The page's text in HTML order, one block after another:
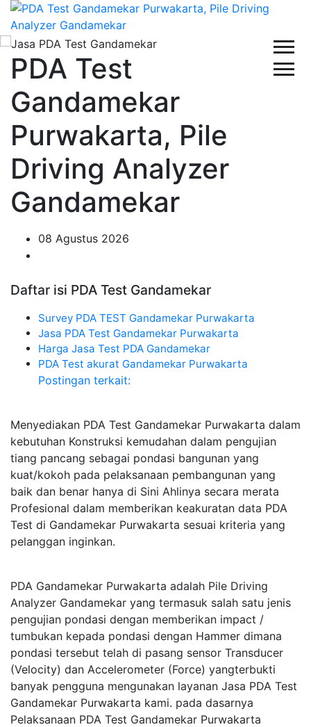
PDA Test
Gandamekar
Purwakarta, Pile
Driving Analyzer
Gandamekar
08 Agustus 2026
Daftar isi PDA Test Gandamekar
Survey PDA TEST Gandamekar Purwakarta
Jasa PDA Test Gandamekar Purwakarta
Harga Jasa Test PDA Gandamekar
PDA Test akurat Gandamekar Purwakarta
Postingan terkait:
Menyediakan PDA Test Gandamekar Purwakarta dalam
kebutuhan Konstruksi kemudahan dalam pengujian
tiang pancang sebagai pondasi bangunan yang
kuat/kokoh pada pelaksanaan pembangunan yang
baik dan benar hanya di Sini Ahlinya secara merata
Profesional dalam memberikan keakuratan data PDA
Test di Gandamekar Purwakarta sesuai kriteria yang
pelanggan inginkan.
PDA Gandamekar Purwakarta adalah Pile Driving
Analyzer Gandamekar yang termasuk salah satu jenis
pengujian pondasi dengan memberikan impact /
tumbukan kepada pondasi dengan Hammer dimana
pondasi tersebut telah di pasang sensor Transducer
(Velocity) dan Accelerometer (Force) yangterbukti
banyak pengguna mengunakan layanan Jasa PDA Test
Gandamekar Purwakarta kami. pada dasarnya
Pelaksanaan PDA Test Gandamekar Purwakarta